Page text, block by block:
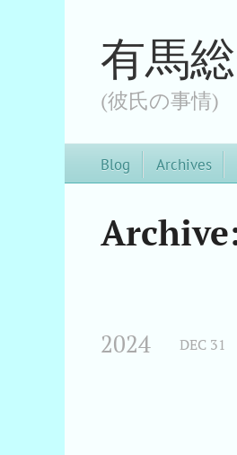
有馬
(彼氏の事情)
Blog Archives
2024 DEC 31